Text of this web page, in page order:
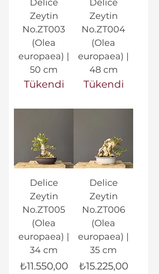
Delice
Zeytin
No.ZT003
(Olea
europaea) |
50 cm
Tükendi
Delice
Zeytin
No.ZT004
(Olea
europaea) |
48 cm
Tükendi
Delice
Zeytin
No.ZT005
(Olea
europaea) |
34 cm
Fiyat
₺11.550,00
Delice
Zeytin
No.ZT006
(Olea
europaea) |
35 cm
Fiyat
₺15.225,00